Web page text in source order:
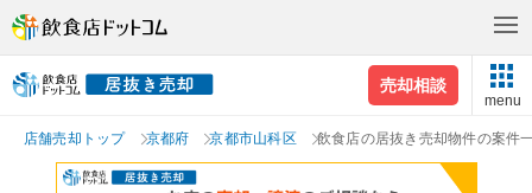
売却相談
menu
店舗売却トップ 京都府 京都市山科区 飲食店の居抜き売却物件の案件